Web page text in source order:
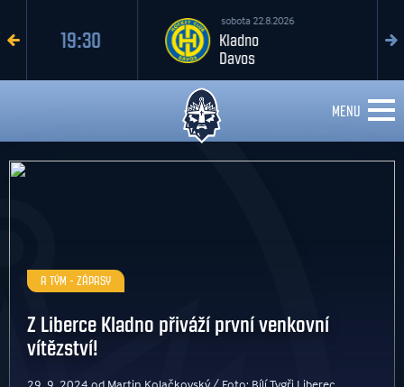
sobota 22.8.2026
MENU
A TÝM - ZÁPASY
Z Liberce Kladno přiváží první venkovní
vítězství!
29. 9. 2024 od Martin Kolačkovský / Foto: Bílí Tygři Liberec